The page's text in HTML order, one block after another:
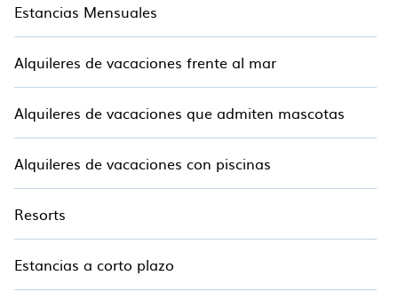
Estancias Mensuales
Alquileres de vacaciones frente al mar
Alquileres de vacaciones que admiten mascotas
Alquileres de vacaciones con piscinas
Resorts
Estancias a corto plazo